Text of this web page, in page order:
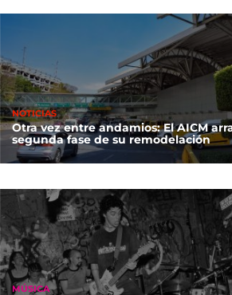
NOTICIAS
Otra vez entre andamios: El AICM
segunda fase de su remodelación
MÚSICA